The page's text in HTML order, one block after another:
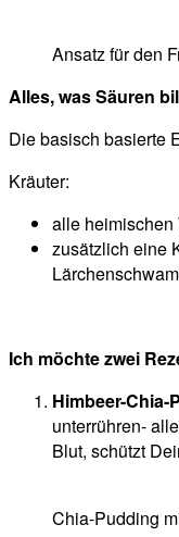
Ansatz für den
Alles, was Säuren
Die basisch basierte
Kräuter:
alle heimischen
zusätzlich eine
Ich möchte zwei
Himbeer-Chia-
unterrühren-
Blut, schützt
Chia-Pudding